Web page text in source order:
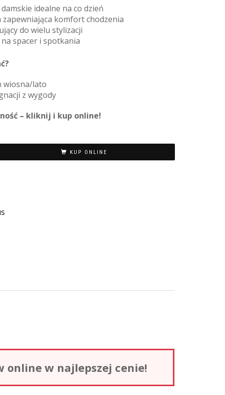
idealne na co dzień
komfort chodzenia
do wielu stylizacji
spacer i spotkania
wiosna/lato
z wygody
– kliknij i kup online!
KUP ONLINE
online w najlepszej cenie!